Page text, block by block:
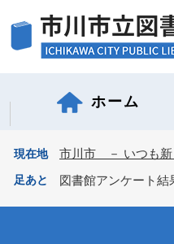
ホーム
現在地 市川市 － いつも新
足あと 図書館アンケート結